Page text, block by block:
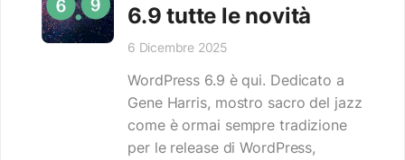
6.9 tutte le novità
6 Dicembre 2025
WordPress 6.9 è qui. Dedicato a
Gene Harris, mostro sacro del jazz
come è ormai sempre tradizione
per le release di WordPress,